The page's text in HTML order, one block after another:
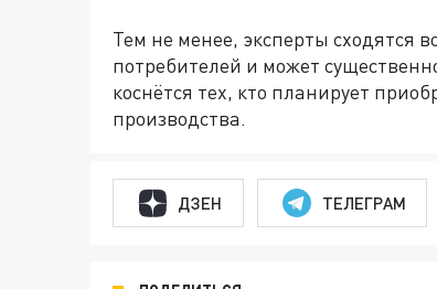
Тем не менее, эксперты сходятся
потребителей и может
коснётся тех, кто планирует
производства.
ДЗЕН ТЕЛЕГРАМ